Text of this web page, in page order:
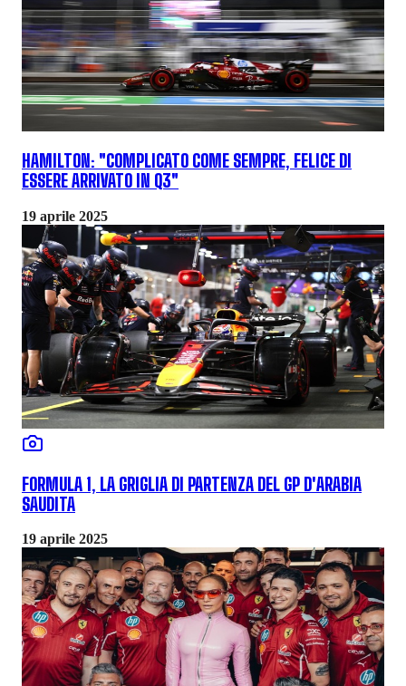
HAMILTON: "COMPLICATO COME SEMPRE, FELICE DI
ESSERE ARRIVATO IN Q3"
19 aprile 2025
FORMULA 1, LA GRIGLIA DI PARTENZA DEL GP D'ARABIA
SAUDITA
19 aprile 2025